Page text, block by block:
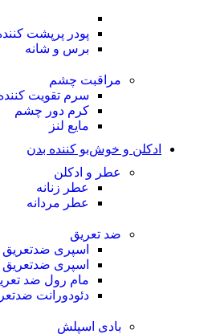
پودر پرپشت
برس و شانه
مراقبت چشم
سرم تقویت
کرم دور چشم
مایع لنز
ادکلن و خوش‌بو کننده بدن
عطر و ادکلن
عطر زنانه
عطر مردانه
ضد تعریق
اسپری ضدتعریق
اسپری ضدتعریق
مام رول ضد
دئودورانت
بادی اسپلش